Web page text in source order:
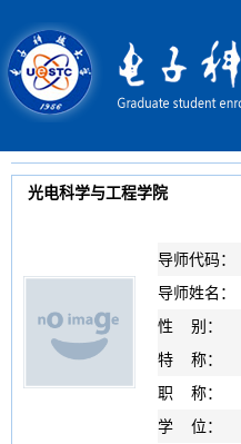
光电科学与工程学院
导师代码：
导师姓名：
性 别：
特 称：
职 称：
学 位：